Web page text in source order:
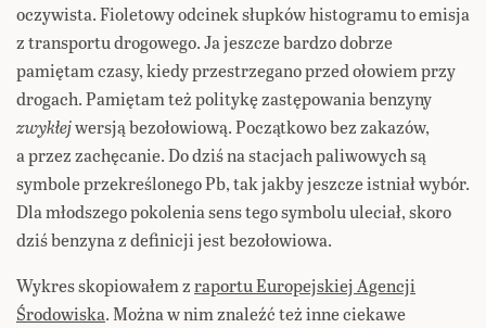
oczywista. Fioletowy odcinek słupków histogramu to emisja
z transportu drogowego. Ja jeszcze bardzo dobrze
pamiętam czasy, kiedy przestrzegano przed ołowiem przy
drogach. Pamiętam też politykę zastępowania benzyny
zwykłejwersją bezołowiową. Początkowo bez zakazów,
a przez zachęcanie. Do dziś na stacjach paliwowych są
symbole przekreślonego Pb, tak jakby jeszcze istniał wybór.
Dla młodszego pokolenia sens tego symbolu uleciał, skoro
dziś benzyna z definicji jest bezołowiowa.
Wykres skopiowałem zraportu Europejskiej Agencji
Środowiska. Można w nim znaleźć też inne ciekawe